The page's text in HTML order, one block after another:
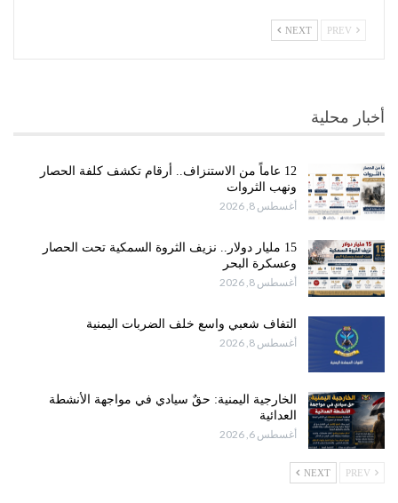
NEXT
أخبار محلية
12 عاماً من الاستنزاف.. أرقام تكشف كلفة الحصار
ونهب الثروات
أغسطس 8, 2026
15 مليار دولار.. نزيف الثروة السمكية تحت الحصار
وعسكرة البحر
أغسطس 8, 2026
التفاف شعبي واسع خلف الضربات اليمنية
أغسطس 8, 2026
الخارجية اليمنية: حقٌ سيادي في مواجهة الأنشطة
العدائية
أغسطس 6, 2026
NEXT